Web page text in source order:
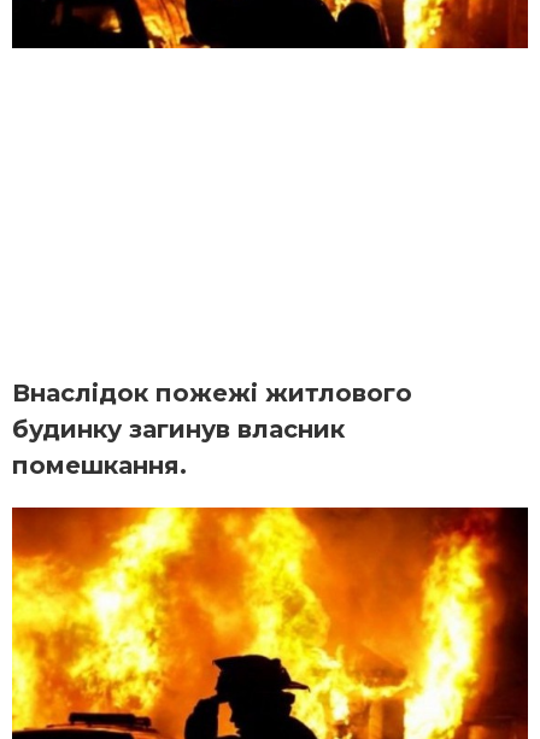
Внаслідок пожежі житлового
будинку загинув власник
помешкання.